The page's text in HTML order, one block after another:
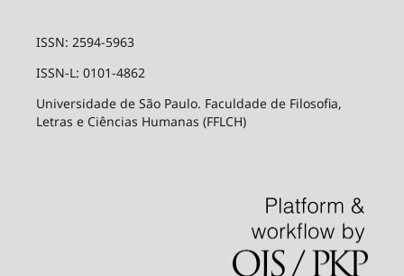
ISSN: 2594-5963
ISSN-L: 0101-4862
Universidade de São Paulo. Faculdade de Filosofia,
Letras e Ciências Humanas (FFLCH)